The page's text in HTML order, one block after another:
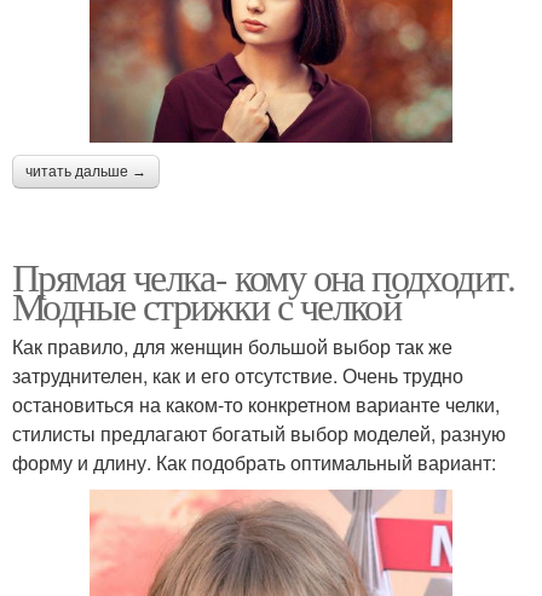
читать дальше →
Прямая челка- кому она подходит.
Модные стрижки с челкой
Как правило, для женщин большой выбор так же
затруднителен, как и его отсутствие. Очень трудно
остановиться на каком-то конкретном варианте челки,
стилисты предлагают богатый выбор моделей, разную
форму и длину. Как подобрать оптимальный вариант: